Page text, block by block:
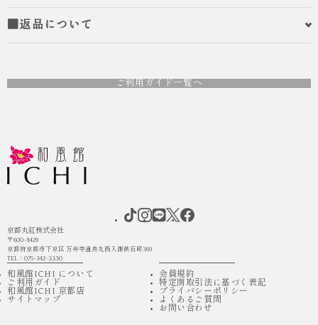
■返品について
ご利用ガイド一覧へ
京都丸紅株式会社
〒600-8429
京都府京都市下京区 万寿寺通烏丸西入御供石町369
TEL：075-342-3330
和風館ICHI について
ご利用ガイド
和風館ICHI 京都店
サイトマップ
会員規約
特定商取引法に基づく表記
プライバシーポリシー
よくあるご質問
お問い合わせ